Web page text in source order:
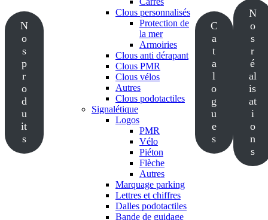
N
o
s
p
r
o
d
u
it
s
Clous personnalisés
Protection de
la mer
Armoiries
Clous anti dérapant
Clous PMR
Clous vélos
Autres
Clous podotactiles
Signalétique
Logos
PMR
Vélo
Piéton
Flèche
Autres
Marquage parking
Lettres et chiffres
Dalles podotactiles
Bande de guidage
C
a
t
a
l
o
g
u
e
s
N
o
s
r
é
al
is
at
i
o
n
s